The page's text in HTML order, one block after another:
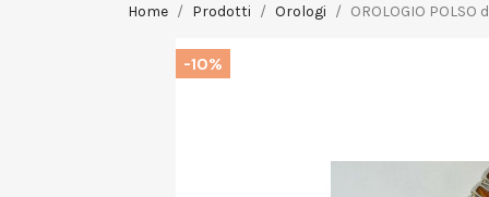
Home Prodotti Orologi OROLOGIO POLSO
-10%